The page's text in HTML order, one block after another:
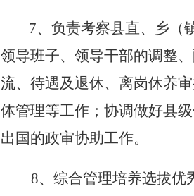
7、负责考察县直、乡（
领导班子、领导干部的调整
流、待遇及退休、离岗休养
体管理等工作；协调做好县
出国的政审协助工作。
8、综合管理培养选拔优